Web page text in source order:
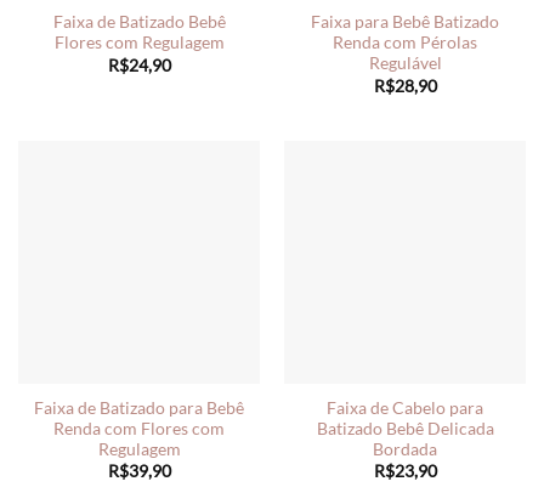
Faixa de Batizado Bebê
Flores com Regulagem
R$24,90
Faixa para Bebê Batizado
Renda com Pérolas
Regulável
R$28,90
Faixa de Batizado para Bebê
Renda com Flores com
Regulagem
R$39,90
Faixa de Cabelo para
Batizado Bebê Delicada
Bordada
R$23,90